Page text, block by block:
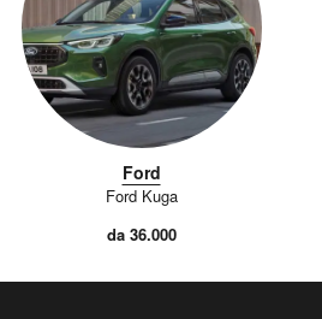
Ford
Ford Kuga
da 36.000